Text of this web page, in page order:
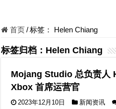
首页/标签： Helen Chiang
标签归档： Helen Chiang
Mojang Studio 总负责人
Xbox 首席运营官
2023年12月10日 新闻资讯